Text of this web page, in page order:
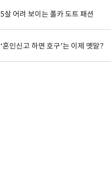
5살 어려 보이는 폴카 도트 패션
‘혼인신고 하면 호구’는 이제 옛말?